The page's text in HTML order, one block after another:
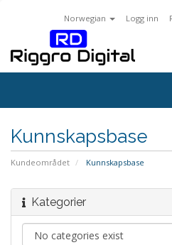
Norwegian Logg inn
Kunnskapsbase
Kundeområdet Kunnskapsbase
Kategorier